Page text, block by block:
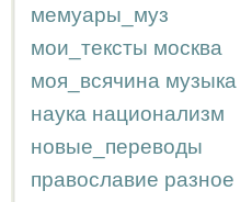
мемуары_муз
мои_тексты москва
моя_всячина музыка
наука национализм
новые_переводы
православие разное